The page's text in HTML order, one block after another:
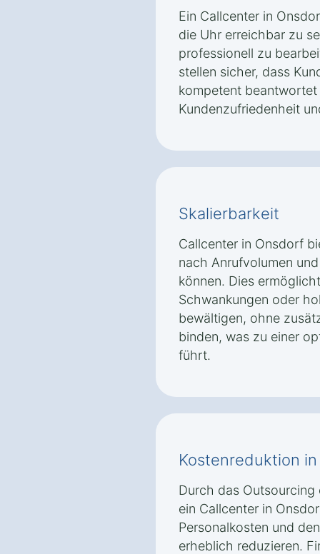
Ein Callcenter in
die Uhr erreichbar zu
professionell zu
stellen sicher, dass
kompetent
Kundenzufriedenheit
Skalierbarkeit
Callcenter in Onsdorf
nach Anrufvolumen
können. Dies
Schwankungen oder
bewältigen, ohne
binden, was zu einer
führt.
Kostenreduktion
Durch das Outsourcing
ein Callcenter in
Personalkosten und
erheblich reduzieren.